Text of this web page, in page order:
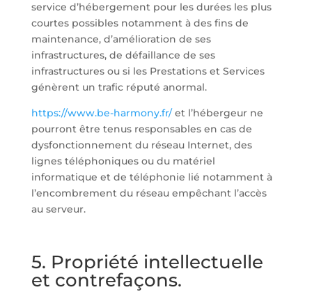
service d’hébergement pour les durées les plus
courtes possibles notamment à des fins de
maintenance, d’amélioration de ses
infrastructures, de défaillance de ses
infrastructures ou si les Prestations et Services
génèrent un trafic réputé anormal.
https://www.be-harmony.fr/et l’hébergeur ne
pourront être tenus responsables en cas de
dysfonctionnement du réseau Internet, des
lignes téléphoniques ou du matériel
informatique et de téléphonie lié notamment à
l’encombrement du réseau empêchant l’accès
au serveur.
5. Propriété intellectuelle
et contrefaçons.